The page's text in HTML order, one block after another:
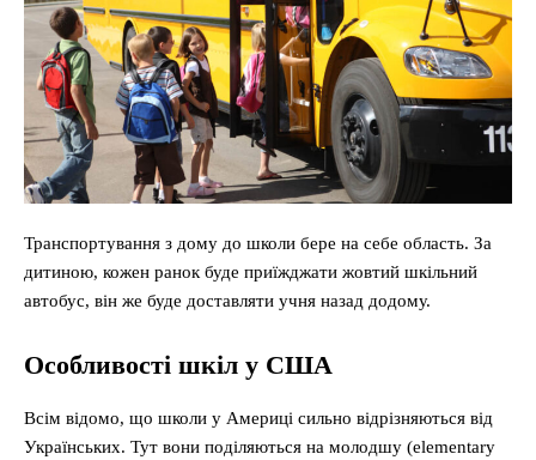
Транспортування з дому до школи бере на себе область. За
дитиною, кожен ранок буде приїжджати жовтий шкільний
автобус, він же буде доставляти учня назад додому.
Особливості шкіл у США
Всім відомо, що школи у Америці сильно відрізняються від
Українських. Тут вони поділяються на молодшу (elementary